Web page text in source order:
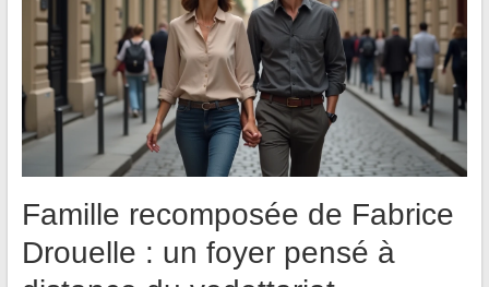
Famille recomposée de Fabrice
Drouelle : un foyer pensé à